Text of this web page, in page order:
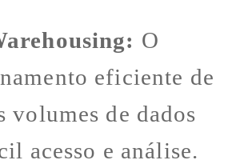
O
eficiente de
volumes de dados
acesso e análise.